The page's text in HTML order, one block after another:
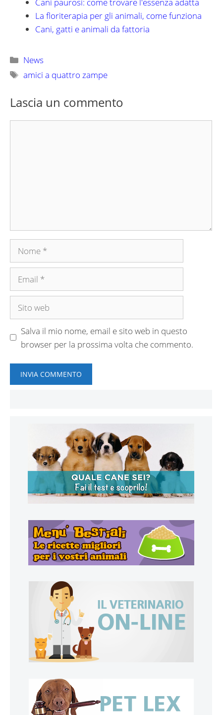
Cani paurosi: come trovare l'essenza adatta
La floriterapia per gli animali, come funziona
Cani, gatti e animali da fattoria
Categorie
News
Tag
amici a quattro zampe
Lascia un commento
Nome
Email
Sito
Salva il mio nome, email e sito web in questo
browser per la prossima volta che commento.